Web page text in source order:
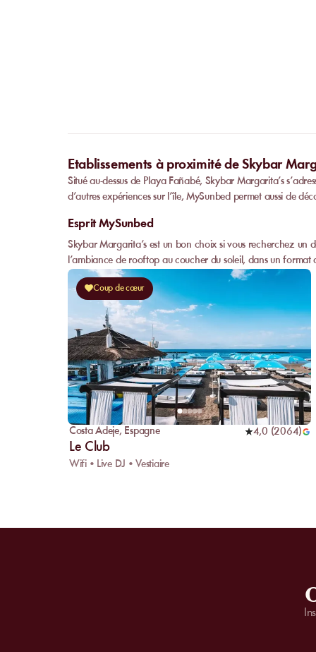
Etablissements à proximité de Skybar
Situé au-dessus de Playa Fañabé, Skybar Margarita’s
d’autres expériences sur l’île, MySunbed permet aussi de
Esprit MySunbed
Skybar Margarita’s est un bon choix si vous recherchez un
l’ambiance de rooftop au coucher du soleil, dans un
Coup de cœur
Costa Adeje, Espagne 4,0 (2064)
Le Club
Wifi • Live DJ • Vestiaire